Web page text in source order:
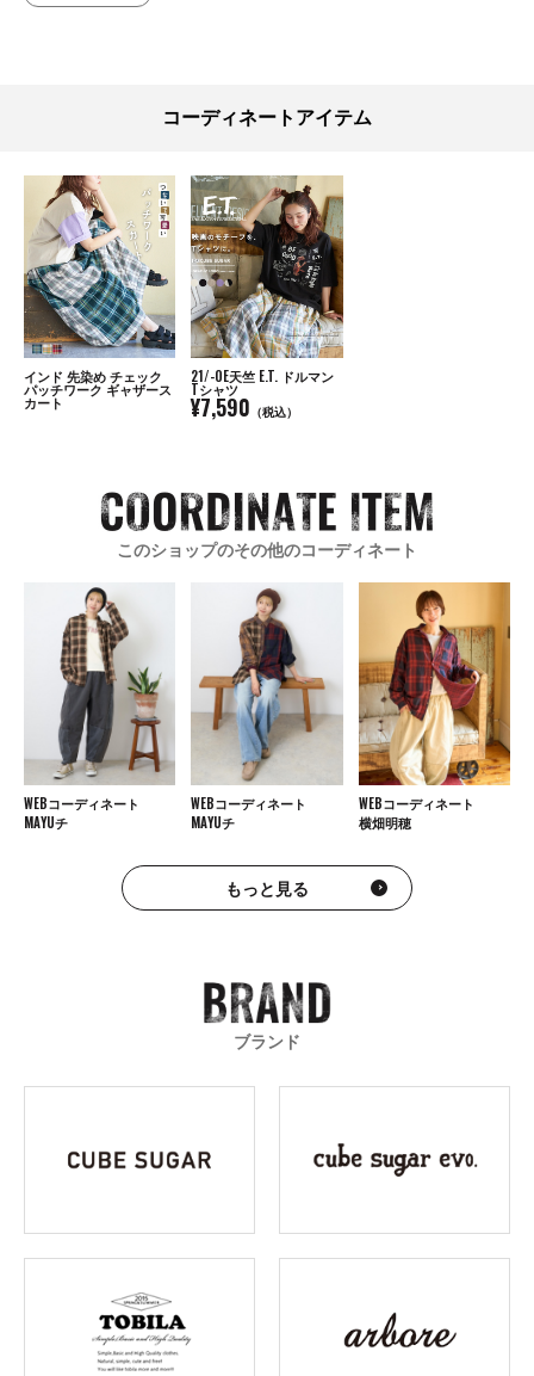
コーディネートアイテム
インド 先染め チェック
パッチワーク ギャザース
カート
21/-OE天竺 E.T. ドルマン
Tシャツ
¥7,590 （税込）
このショップのその他のコーディネート
WEBコーディネート
MAYUチ
WEBコーディネート
MAYUチ
WEBコーディネート
横畑明穂
もっと見る
ブランド